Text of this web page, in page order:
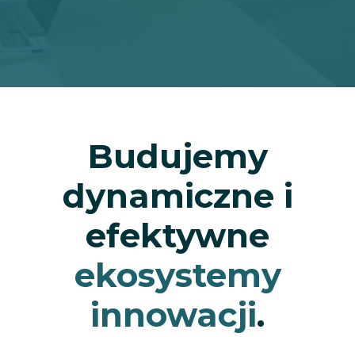
Budujemy
dynamiczne i
efektywne
ekosystemy
innowacji.